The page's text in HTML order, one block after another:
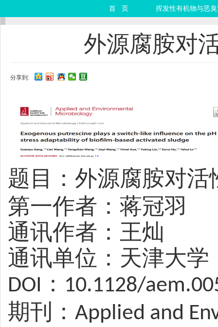
首 页 挥发性有机物与恶
外源腐胺对
分享到:
题目：外源腐胺对
第一作者：蒋冠羽
通讯作者：王灿
通讯单位：天津大学
DOI ： 10.1128/
期刊： Applied and